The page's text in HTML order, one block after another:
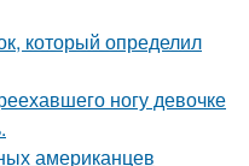
который определил
ногу девочке
американцев